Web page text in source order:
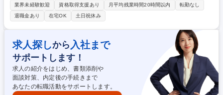
取りし、自社データセンターで稼働する決済システムの企画から運用ま
で、全工程に主役として関わることができます。 【商材】**BtoB取引の
「お金の流れ」を支え、企業の成長を加速させる自社決済パッケージ 【詳
細】■顧客の「困った」を形にする要件整理・仕様検討 ■自社内での設
計・プログラミング・テスト ■サービスをより良くするための改善提案・
アップデート ■自社データセンターでの運用・保守サポート ★100％自社
内開発！客先常駐はなく、チームで協力しながらプロダクトを磨き上げま
す。 募集職種 【SE】開発経験を武器に上流へ！上場企業で叶える自社開
発 残業3h・転勤無し
業界未経験歓迎 資格取得支援あり 月平均残業時間20時間以内
転勤なし
退職金あり
在宅OK 土日祝休み
求人探しから 入社まで
サポートします！
求人の紹介をはじめ、書類添削や
面談対策、内定後の手続きまで
あなたの転職活動をサポートします。